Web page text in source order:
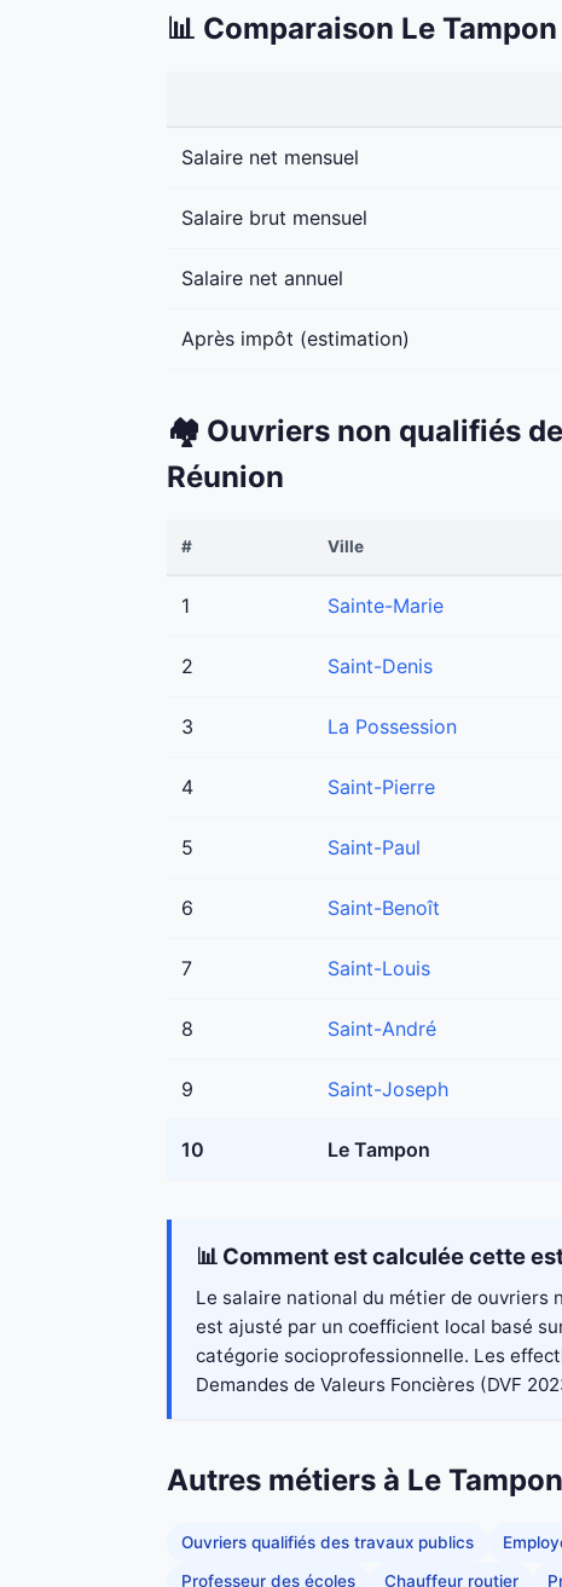
📊 Comparaison Le
Salaire net mensuel
Salaire brut mensuel
Salaire net annuel
Après impôt (estimation)
🏘️ Ouvriers non qualifiés
Réunion
# Ville
1 Sainte-Marie
2 Saint-Denis
3 La Possession
4 Saint-Pierre
5 Saint-Paul
6 Saint-Benoît
7 Saint-Louis
8 Saint-André
9 Saint-Joseph
10 Le Tampon
📊 Comment est calculée cette
Le salaire national du métier de ouvriers
est ajusté par un coefficient local basé
catégorie socioprofessionnelle. Les
Demandes de Valeurs Foncières (DVF
Autres métiers à Le Tampon
Ouvriers qualifiés des travaux publics
Professeur des écoles Chauffeur routier